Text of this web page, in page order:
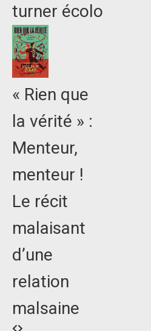
turner écolo
« Rien que
la vérité » :
Menteur,
menteur !
Le récit
malaisant
d’une
relation
malsaine